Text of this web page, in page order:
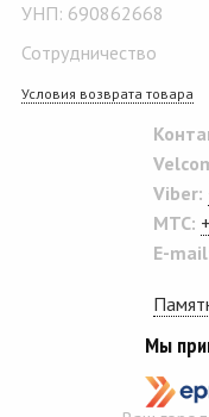
УНП: 690862668
Сотрудничество
Условия возврата товара
Viber:
MTC:
E-
Мы